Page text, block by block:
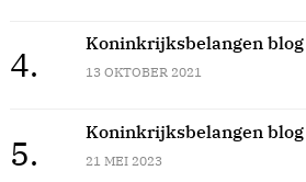
4.
Koninkrijksbelangen
13 OKTOBER 2021
5.
Koninkrijksbelangen
21 MEI 2023